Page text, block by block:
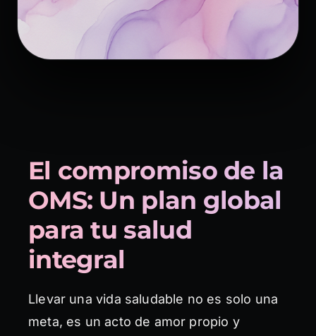
El compromiso de la
OMS: Un plan global
para tu salud
integral
Llevar una vida saludable no es solo una
meta, es un acto de amor propio y